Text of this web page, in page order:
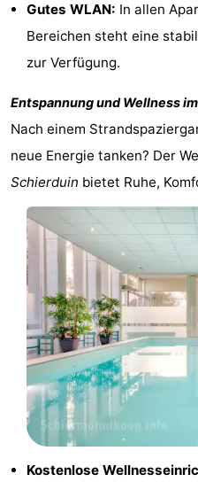
Terschelling
Vlieland
Texel
Wetter
Kontakt
Gutes WLAN: In allen
Bereichen steht eine
zur Verfügung.
Entspannung und Wellness
Nach einem
neue Energie tanken? Der
Schierduin bietet Ruhe,
Kostenlose